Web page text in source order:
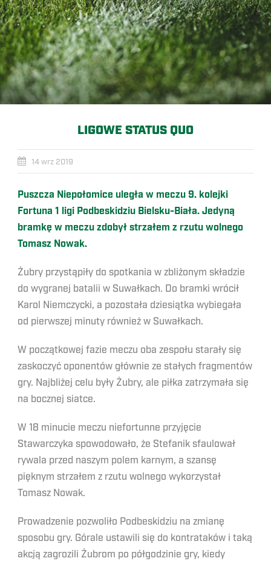
LIGOWE STATUS QUO
14 wrz 2019
Puszcza Niepołomice uległa w meczu 9. kolejki
Fortuna 1 ligi Podbeskidziu Bielsku-Biała. Jedyną
bramkę w meczu zdobył strzałem z rzutu wolnego
Tomasz Nowak.
Żubry przystąpiły do spotkania w zbliżonym składzie
do wygranej batalii w Suwałkach. Do bramki wrócił
Karol Niemczycki, a pozostała dziesiątka wybiegała
od pierwszej minuty również w Suwałkach.
W początkowej fazie meczu oba zespołu starały się
zaskoczyć oponentów głównie ze stałych fragmentów
gry. Najbliżej celu były Żubry, ale piłka zatrzymała się
na bocznej siatce.
W 18 minucie meczu niefortunne przyjęcie
Stawarczyka spowodowało, że Stefanik sfaulował
rywala przed naszym polem karnym, a szansę
pięknym strzałem z rzutu wolnego wykorzystał
Tomasz Nowak.
Prowadzenie pozwoliło Podbeskidziu na zmianę
sposobu gry. Górale ustawili się do kontrataków i taką
akcją zagrozili Żubrom po półgodzinie gry, kiedy